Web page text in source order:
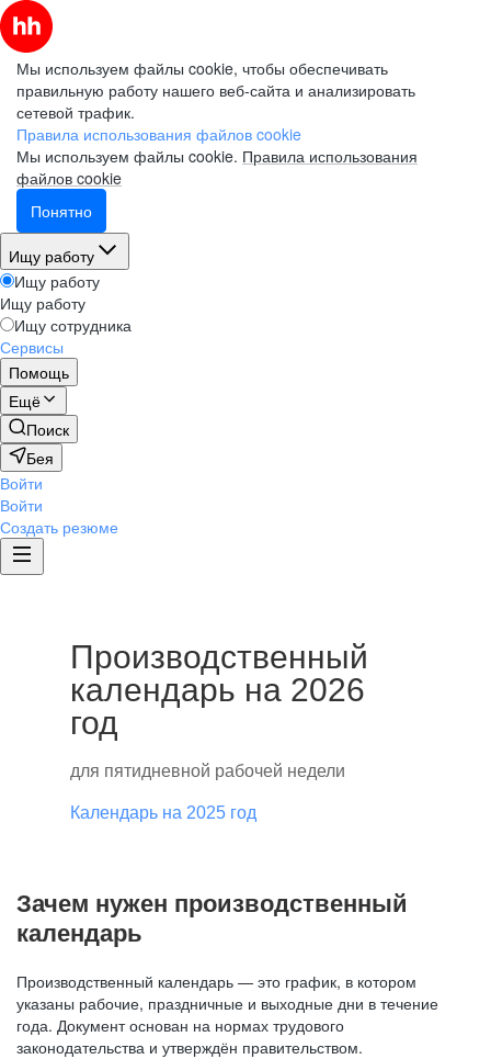
Мы используем файлы cookie, чтобы обеспечивать
правильную работу нашего веб-сайта и анализировать
сетевой трафик.
Правила использования файлов cookie
Мы используем файлы cookie. Правила использования
файлов cookie
Понятно
Ищу работу
Ищу работу
Ищу работу
Ищу сотрудника
Сервисы
Помощь
Ещё
Поиск
Бея
Войти
Войти
Создать резюме
Производственный
календарь на 2026
год
для пятидневной рабочей недели
Календарь на 2025 год
Зачем нужен производственный
календарь
Производственный календарь — это график, в котором
указаны рабочие, праздничные и выходные дни в течение
года. Документ основан на нормах трудового
законодательства и утверждён правительством.